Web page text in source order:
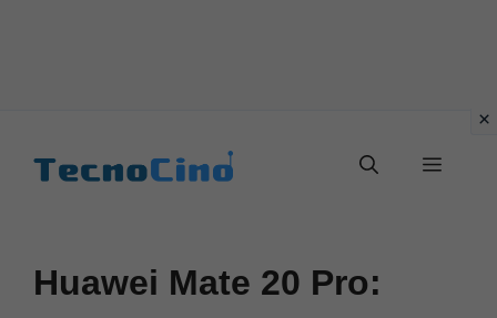
Menu
Huawei Mate 20 Pro: